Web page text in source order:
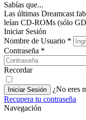
Sabías que...
Las últimas Dreamcast
leían CD-ROMs (sólo
Iniciar Sesión
Nombre de Usuario *
Contraseña *
Recordar
Iniciar Sesión ¿No eres
Recupera tu contraseña
Navegación